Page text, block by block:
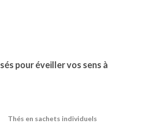
pour éveiller vos sens à
Thés en sachets individuels